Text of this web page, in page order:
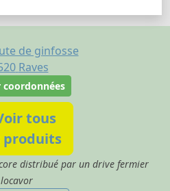
de ginfosse
Raves
tous
produits
distribué par un drive fermier
locavor